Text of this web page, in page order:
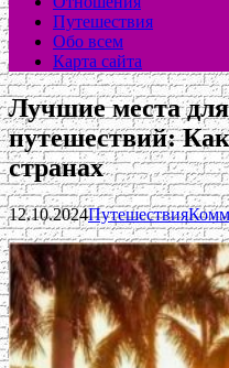
Путешествия
Обо всем
Карта сайта
Лучшие места
путешествий:
странах
12.10.2024Путешествия